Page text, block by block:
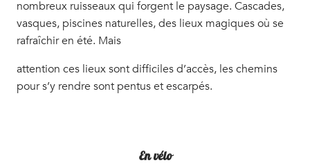
nombreux ruisseaux qui forgent le paysage. Cascades,
vasques, piscines naturelles, des lieux magiques où se
rafraîchir en été. Mais
attention ces lieux sont difficiles d’accès, les chemins
pour s’y rendre sont pentus et escarpés.
En vélo